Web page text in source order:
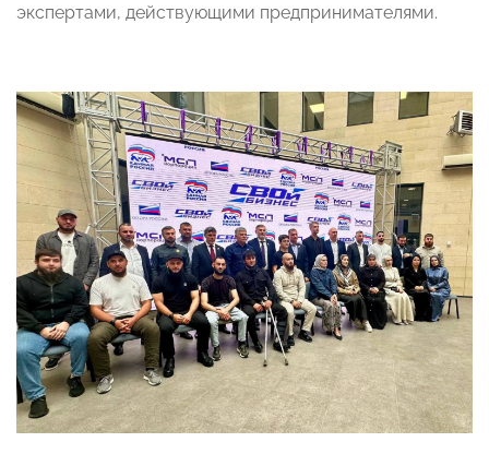
экспертами, действующими предпринимателями.